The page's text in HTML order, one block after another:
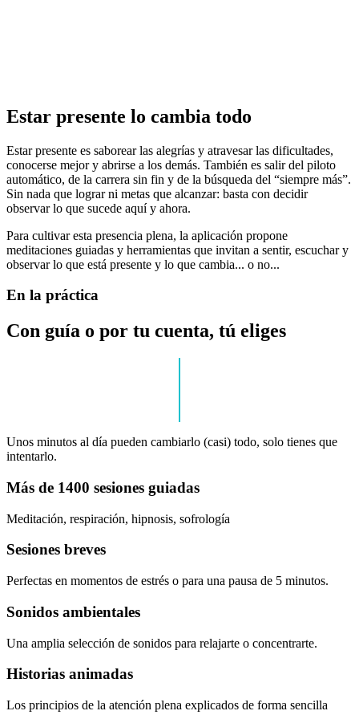
Estar presente lo cambia todo
Estar presente es saborear las alegrías y atravesar las dificultades,
conocerse mejor y abrirse a los demás. También es salir del piloto
automático, de la carrera sin fin y de la búsqueda del “siempre más”.
Sin nada que lograr ni metas que alcanzar: basta con decidir
observar lo que sucede aquí y ahora.
Para cultivar esta presencia plena, la aplicación propone
meditaciones guiadas y herramientas que invitan a sentir, escuchar y
observar lo que está presente y lo que cambia... o no...
En la práctica
Con guía o por tu cuenta, tú eliges
Unos minutos al día pueden cambiarlo (casi) todo, solo tienes que
intentarlo.
Más de 1400 sesiones guiadas
Meditación, respiración, hipnosis, sofrología
Sesiones breves
Perfectas en momentos de estrés o para una pausa de 5 minutos.
Sonidos ambientales
Una amplia selección de sonidos para relajarte o concentrarte.
Historias animadas
Los principios de la atención plena explicados de forma sencilla